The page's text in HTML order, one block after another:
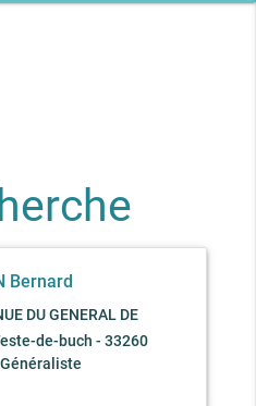
Bernard
DU GENERAL DE
de-buch - 33260